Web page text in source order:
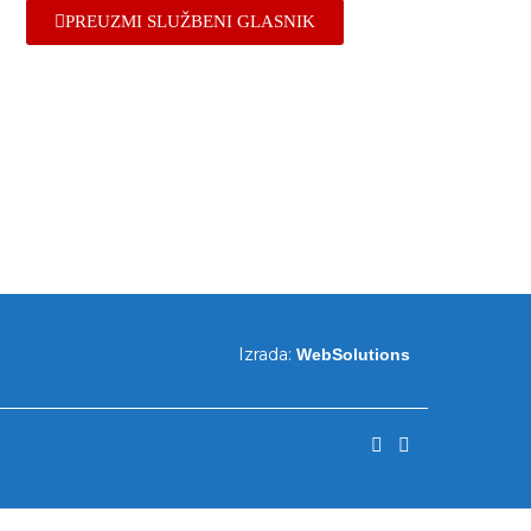
PREUZMI SLUŽBENI GLASNIK
Izrada: WebSolutions